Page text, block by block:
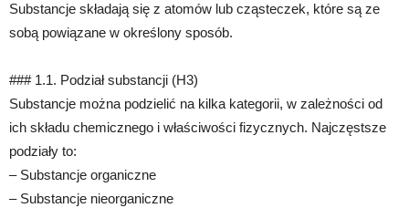
Substancje składają się z atomów lub cząsteczek, które są ze
sobą powiązane w określony sposób.
### 1.1. Podział substancji (H3)
Substancje można podzielić na kilka kategorii, w zależności od
ich składu chemicznego i właściwości fizycznych. Najczęstsze
podziały to:
– Substancje organiczne
– Substancje nieorganiczne